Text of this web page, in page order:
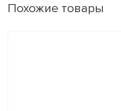
Похожие товары